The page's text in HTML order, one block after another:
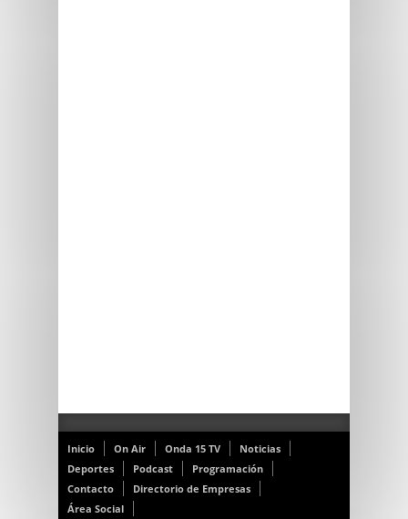
Inicio On Air Onda 15 TV
Noticias
Deportes
Podcast
Programación
Contacto
Directorio de Empresas
Área Social